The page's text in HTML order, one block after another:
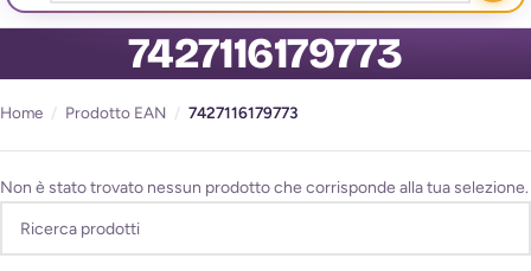
7427116179773
Home / Prodotto EAN / 7427116179773
Non è stato trovato nessun prodotto che corrisponde alla tua selezione.